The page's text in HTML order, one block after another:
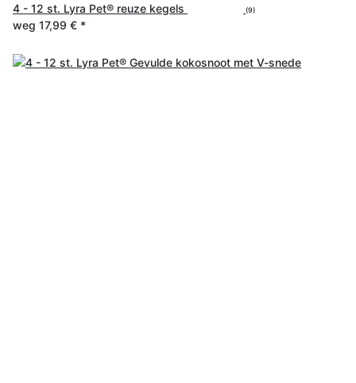
4 - 12 st. Lyra Pet® reuze kegels (9)
weg 17,99 € *